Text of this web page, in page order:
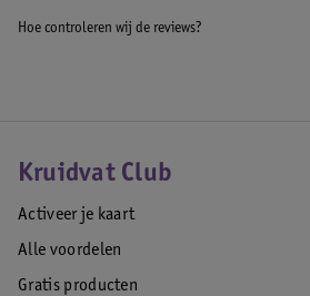
Hoe controleren wij de reviews?
Kruidvat Club
Activeer je kaart
Alle voordelen
Gratis producten